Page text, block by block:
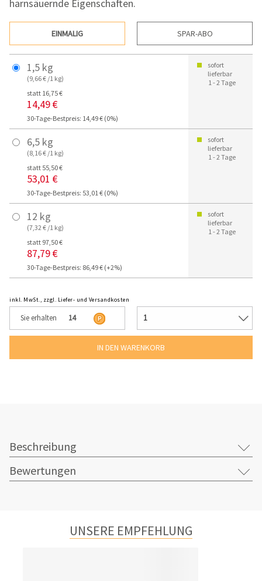
harnsäuernde Eigenschaften.
EINMALIG SPAR-ABO
1,5 kg
(9,66 € /1 kg)
statt 16,75 €
14,49 €
30-Tage-Bestpreis: 14,49 € (0%)
sofort
lieferbar
1 - 2 Tage
6,5 kg
(8,16 € /1 kg)
statt 55,50 €
53,01 €
30-Tage-Bestpreis: 53,01 € (0%)
sofort
lieferbar
1 - 2 Tage
12 kg
(7,32 € /1 kg)
statt 97,50 €
87,79 €
30-Tage-Bestpreis: 86,49 € (+2%)
sofort
lieferbar
1 - 2 Tage
inkl. MwSt., zzgl. Liefer- und Versandkosten
Sie erhalten 14
Beschreibung
Bewertungen
UNSERE EMPFEHLUNG